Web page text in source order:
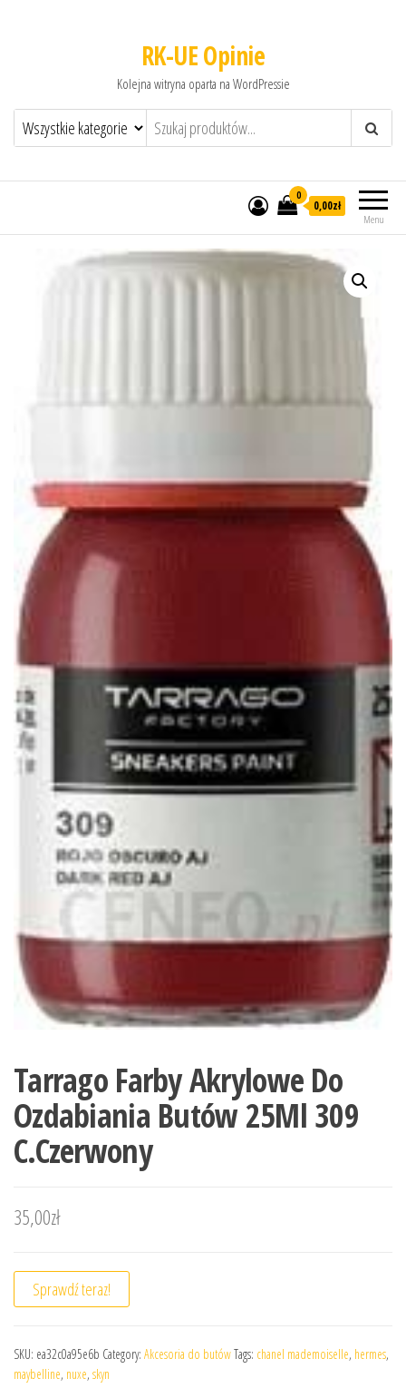
RK-UE Opinie
Kolejna witryna oparta na WordPressie
Menu
0
0,00zł
Tarrago Farby Akrylowe Do
Ozdabiania Butów 25Ml 309
C.Czerwony
35,00zł
Sprawdź teraz!
SKU: ea32c0a95e6b Category: Akcesoria do butówTags: chanel mademoiselle, hermes,
maybelline, nuxe, skyn